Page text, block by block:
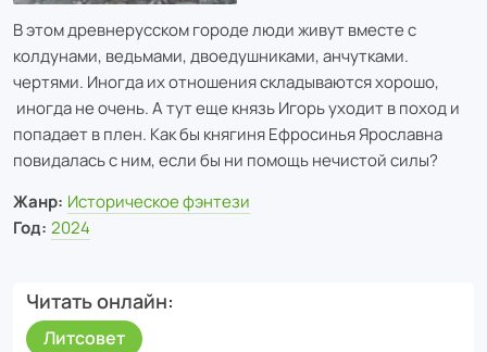
В этом древнерусском городе люди живут вместе с
колдунами, ведьмами, двоедушниками, анчутками.
чертями. Иногда их отношения складываются хорошо,
иногда не очень. А тут еще князь Игорь уходит в поход и
попадает в плен. Как бы княгиня Ефросинья Ярославна
повидалась с ним, если бы ни помощь нечистой силы?
Жанр: Историческое фэнтези
Год: 2024
Читать онлайн
Литсовет